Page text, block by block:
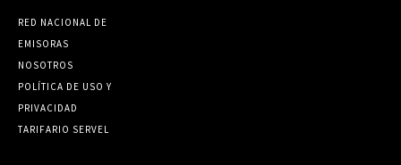
RED NACIONAL DE
EMISORAS
NOSOTROS
POLÍTICA DE USO Y
PRIVACIDAD
TARIFARIO SERVEL